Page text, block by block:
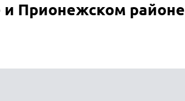
и Прионежском районе